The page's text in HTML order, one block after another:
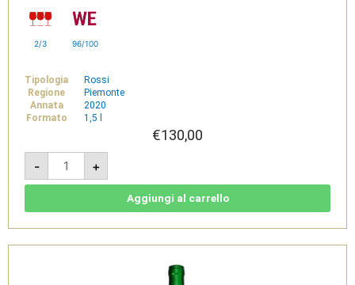
2/3 96/100
Tipologia
Rossi
Regione
Piemonte
Annata
2020
Formato
1,5 l
€130,00
-
Boca
DOC
2020
Magnum
Guelpa
+
Aggiungi al carrello